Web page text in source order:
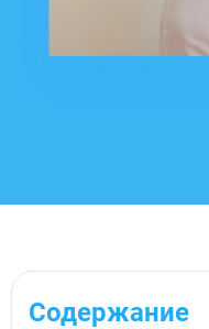
Содержание